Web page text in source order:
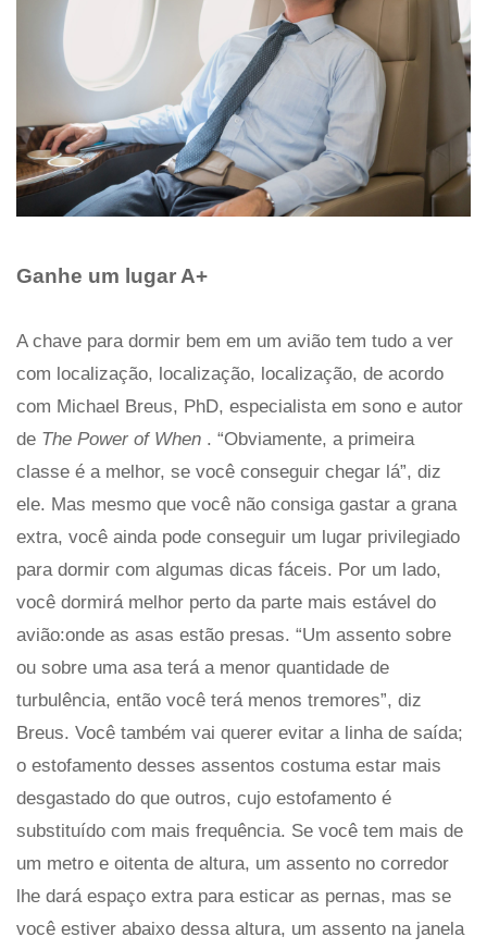
Ganhe um lugar A+
A chave para dormir bem em um avião tem tudo a ver
com localização, localização, localização, de acordo
com Michael Breus, PhD, especialista em sono e autor
de The Power of When . “Obviamente, a primeira
classe é a melhor, se você conseguir chegar lá”, diz
ele. Mas mesmo que você não consiga gastar a grana
extra, você ainda pode conseguir um lugar privilegiado
para dormir com algumas dicas fáceis. Por um lado,
você dormirá melhor perto da parte mais estável do
avião:onde as asas estão presas. “Um assento sobre
ou sobre uma asa terá a menor quantidade de
turbulência, então você terá menos tremores”, diz
Breus. Você também vai querer evitar a linha de saída;
o estofamento desses assentos costuma estar mais
desgastado do que outros, cujo estofamento é
substituído com mais frequência. Se você tem mais de
um metro e oitenta de altura, um assento no corredor
lhe dará espaço extra para esticar as pernas, mas se
você estiver abaixo dessa altura, um assento na janela